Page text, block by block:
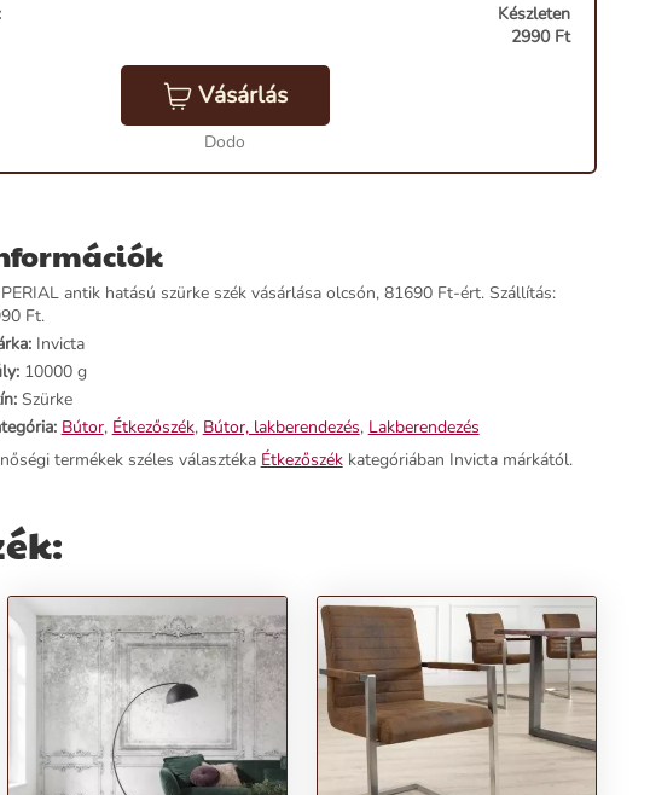
Készleten
2990 Ft
Vásárlás
Dodo
antik hatású szürke szék vásárlása olcsón, 81690 Ft-ért. Szállítás:
Ft.
Invicta
10000 g
Szürke
Bútor, Étkezőszék, Bútor, lakberendezés, Lakberendezés
termékek széles választéka Étkezőszékkategóriában Invicta márkától.